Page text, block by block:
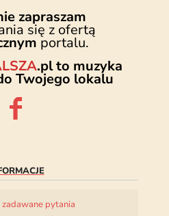
zapraszam
się z ofertą
portalu.
.pl to muzyka
Twojego lokalu
zadawane pytania